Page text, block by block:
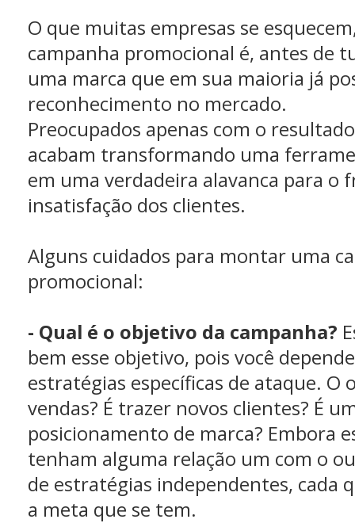
O que muitas empresas se
campanha promocional é, antes de
uma marca que em sua maioria já
reconhecimento no mercado.
Preocupados apenas com o
acabam transformando uma
em uma verdadeira alavanca para o
insatisfação dos clientes.
Alguns cuidados para montar uma
promocional:
- Qual é o objetivo da campanha?
bem esse objetivo, pois você
estratégias específicas de ataque. O
vendas? É trazer novos clientes? É
posicionamento de marca? Embora
tenham alguma relação um com o
de estratégias independentes, cada
a meta que se tem.